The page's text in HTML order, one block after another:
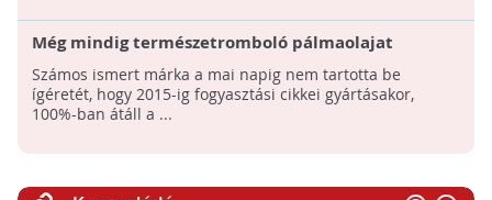
Még mindig természetromboló pálmaolajat
használunk
Számos ismert márka a mai napig nem tartotta be
ígéretét, hogy 2015-ig fogyasztási cikkei gyártásakor,
100%-ban átáll a ...